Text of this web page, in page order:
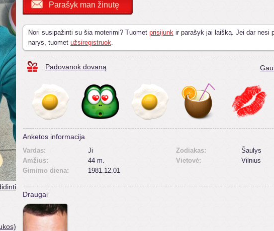
Parašyk man žinutę
Nori susipažinti su šia moterimi? Tuomet prisijunk ir parašyk jai laišką. Jei dar nesi
narys, tuomet užsiregistruok.
Padovanok dovaną
Anketos informacija
Vardas:
Ji
Amžius:
44 m.
Gimimo diena:
1981.12.01
Zodiakas:
Šaulys
Vietovė:
Vilnius
Draugai